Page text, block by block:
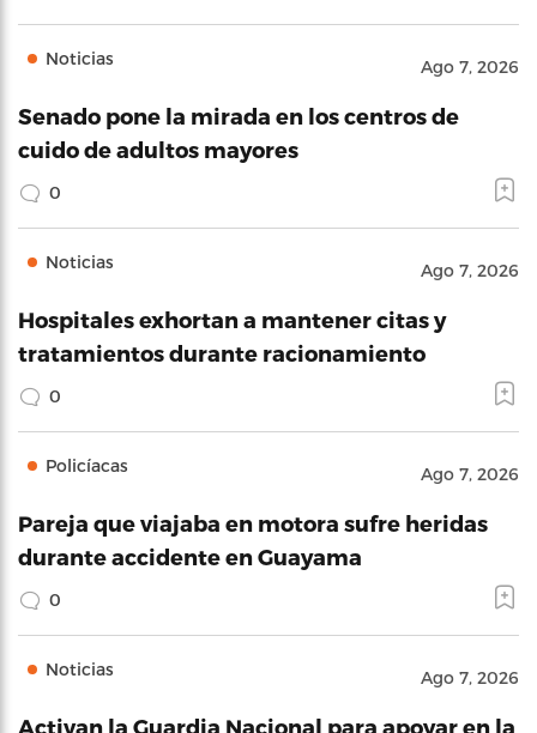
Noticias Ago 7, 2026
Senado pone la mirada en los centros de
cuido de adultos mayores
0
Noticias Ago 7, 2026
Hospitales exhortan a mantener citas y
tratamientos durante racionamiento
0
Policíacas Ago 7, 2026
Pareja que viajaba en motora sufre heridas
durante accidente en Guayama
0
Noticias Ago 7, 2026
Activan la Guardia Nacional para apoyar en la